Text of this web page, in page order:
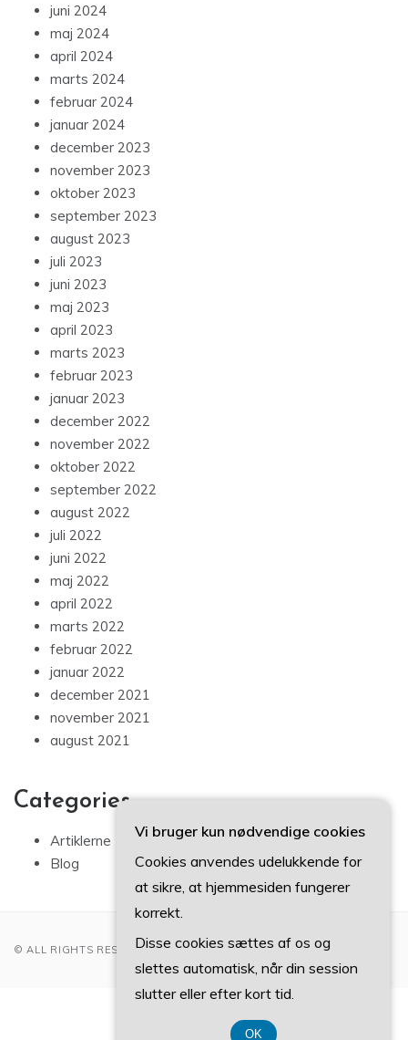
juni 2024
maj 2024
april 2024
marts 2024
februar 2024
januar 2024
december 2023
november 2023
oktober 2023
september 2023
august 2023
juli 2023
juni 2023
maj 2023
april 2023
marts 2023
februar 2023
januar 2023
december 2022
november 2022
oktober 2022
september 2022
august 2022
juli 2022
juni 2022
maj 2022
april 2022
marts 2022
februar 2022
januar 2022
december 2021
november 2021
august 2021
Categories
Artiklerne
Blog
© ALL RIGHTS RESERVED 2022
Vi bruger kun nødvendige cookies
Cookies anvendes udelukkende for
at sikre, at hjemmesiden fungerer
korrekt.
Disse cookies sættes af os og
slettes automatisk, når din session
slutter eller efter kort tid.
OK